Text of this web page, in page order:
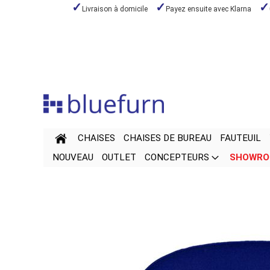
Livraison à domicile Payez ensuite avec Klarna
CHAISES CHAISES DE BUREAU FAUTEUIL
NOUVEAU
OUTLET CONCEPTEURS